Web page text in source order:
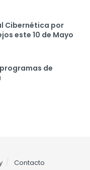
Cibernética por
este 10 de Mayo
de
Contacto